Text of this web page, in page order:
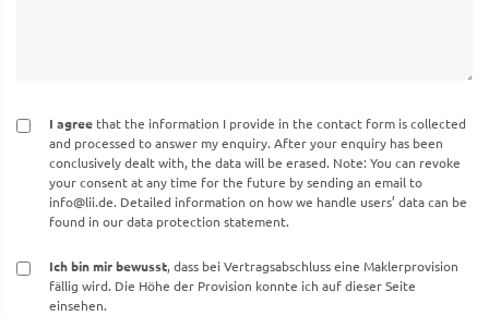
I agree that the information I provide in the contact form is collected
and processed to answer my enquiry. After your enquiry has been
conclusively dealt with, the data will be erased. Note: You can revoke
your consent at any time for the future by sending an email to
info@lii.de. Detailed information on how we handle users’ data can be
found in our data protection statement.
Ich bin mir bewusst, dass bei Vertragsabschluss eine Maklerprovision
fällig wird. Die Höhe der Provision konnte ich auf dieser Seite
einsehen.